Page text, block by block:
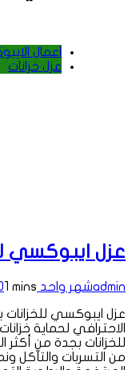
اعمال
عزل خزانات
عزل ايبوكسي
adminشهر واحد ago 1 mins
عزل ايبوكسي للخزانات
الاحترافي لحماية
للخزانات بجدة من أكثر
من التسربات والتآكل